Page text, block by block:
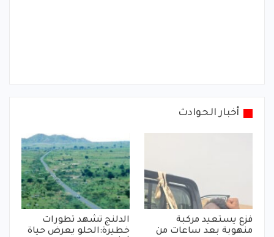
أخبار الحوادث
فزع يستعيد مركبة
منهوبة بعد ساعات من
الدلنج تشهد تطورات
خطيرة:الحلو يعرض حياة